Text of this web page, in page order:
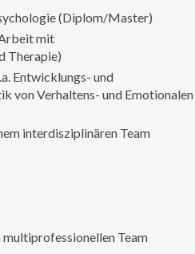
(Diplom/Master)
mit
Therapie)
Entwicklungs- und
von Verhaltens- und Emotionalen
interdisziplinären Team
Team